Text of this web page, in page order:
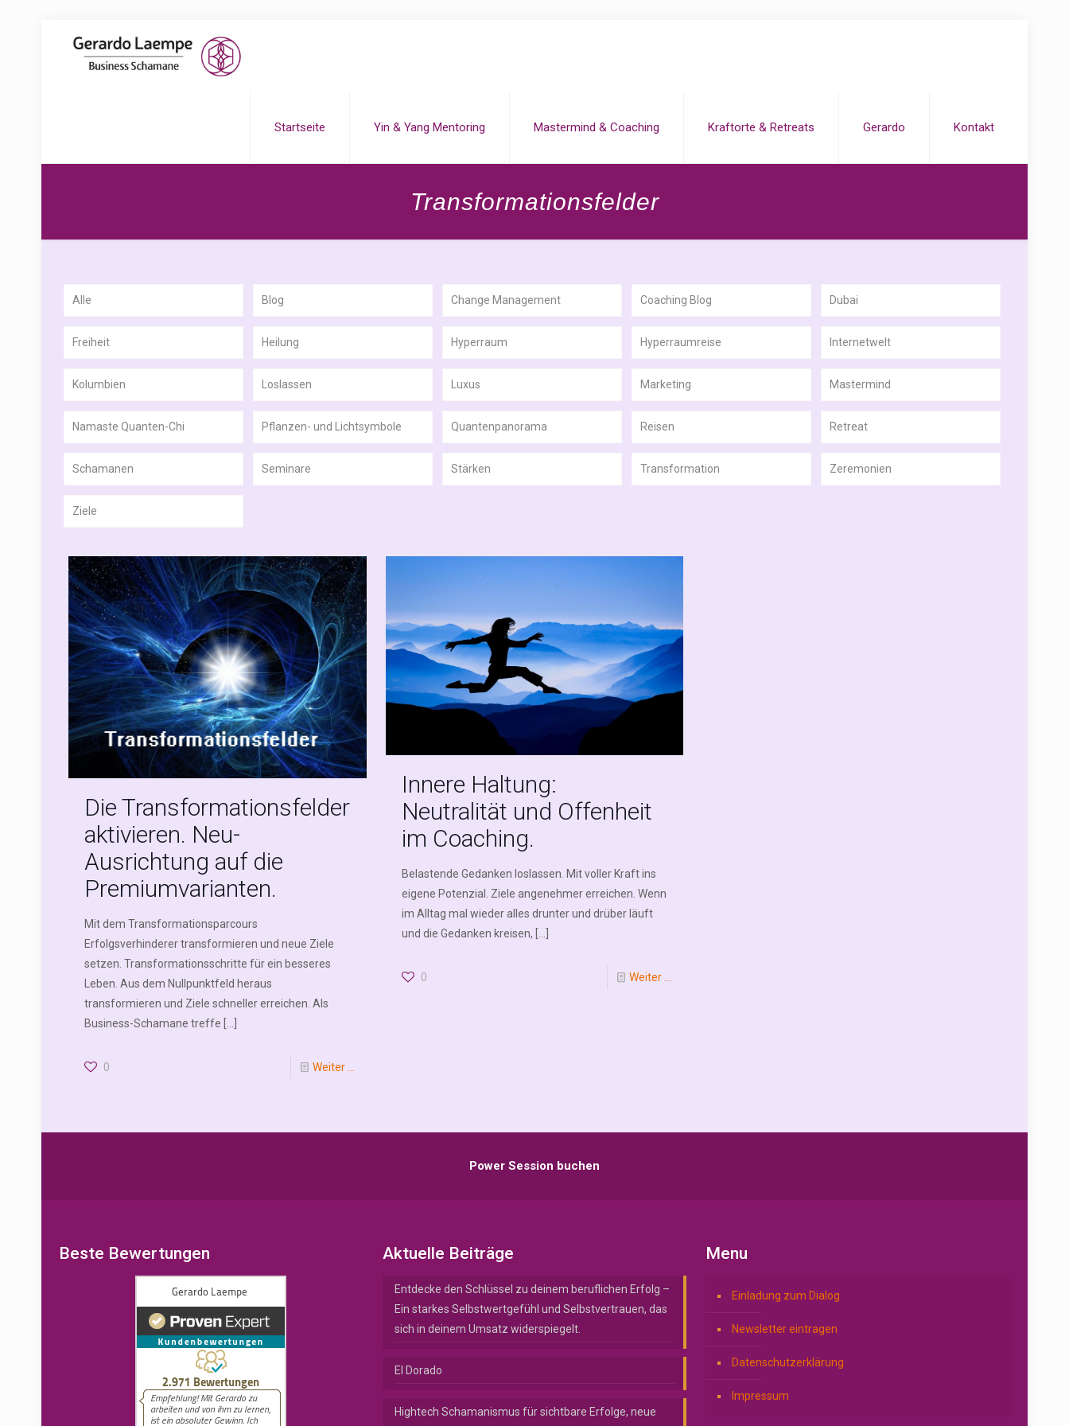
Startseite Yin & Yang Mentoring Mastermind & Coaching Kraftorte & Retreats Gerardo Kontakt
Transformationsfelder
Alle Blog Change Management Coaching Blog Dubai
Freiheit Heilung Hyperraum Hyperraumreise Internetwelt
Kolumbien Loslassen Luxus Marketing Mastermind
Namaste Quanten-Chi Pflanzen- und Lichtsymbole Quantenpanorama Reisen Retreat
Schamanen Seminare Stärken Transformation Zeremonien
Ziele
Die Transformationsfelder
aktivieren. Neu-
Ausrichtung auf die
Premiumvarianten.
Mit dem Transformationsparcours
Erfolgsverhinderer transformieren und neue Ziele
setzen. Transformationsschritte für ein besseres
Leben. Aus dem Nullpunktfeld heraus
transformieren und Ziele schneller erreichen. Als
Business-Schamane treffe
0 Weiter ...
Innere Haltung:
Neutralität und Offenheit
im Coaching.
Belastende Gedanken loslassen. Mit voller Kraft ins
eigene Potenzial. Ziele angenehmer erreichen. Wenn
im Alltag mal wieder alles drunter und drüber läuft
und die Gedanken kreisen, […]
0 Weiter ...
Power Session buchen
Beste Bewertungen Aktuelle Beiträge
Entdecke den Schlüssel zu deinem beruflichen Erfolg –
Ein starkes Selbstwertgefühl und Selbstvertrauen, das
sich in deinem Umsatz widerspiegelt.
El Dorado
Hightech Schamanismus für sichtbare Erfolge, neue
Menu
Einladung zum Dialog
Newsletter eintragen
Datenschutzerklärung
Impressum